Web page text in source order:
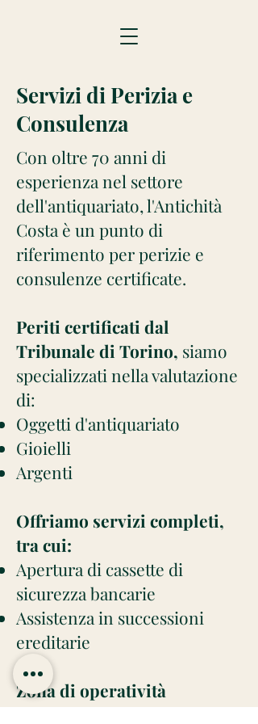
Servizi di Perizia e
Consulenza
Con oltre 70 anni di
esperienza nel settore
dell'antiquariato, l'Antichità
Costa è un punto di
riferimento per perizie e
consulenze certificate.
Periti certificati dal
Tribunale di Torino, siamo
specializzati nella valutazione
di:
Oggetti d'antiquariato
Gioielli
Argenti
Offriamo servizi completi,
tra cui:
Apertura di cassette di
sicurezza bancarie
Assistenza in successioni
ereditarie
Zona di operatività
Il nostro servizio è